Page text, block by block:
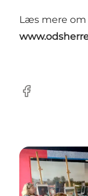
Læs mere om
Facebook